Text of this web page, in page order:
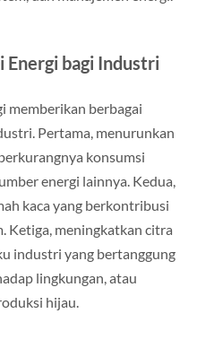
Energi bagi Industri
memberikan berbagai
Pertama, menurunkan
konsumsi
energi lainnya. Kedua,
kaca yang berkontribusi
Ketiga, meningkatkan citra
industri yang bertanggung
lingkungan, atau
hijau.